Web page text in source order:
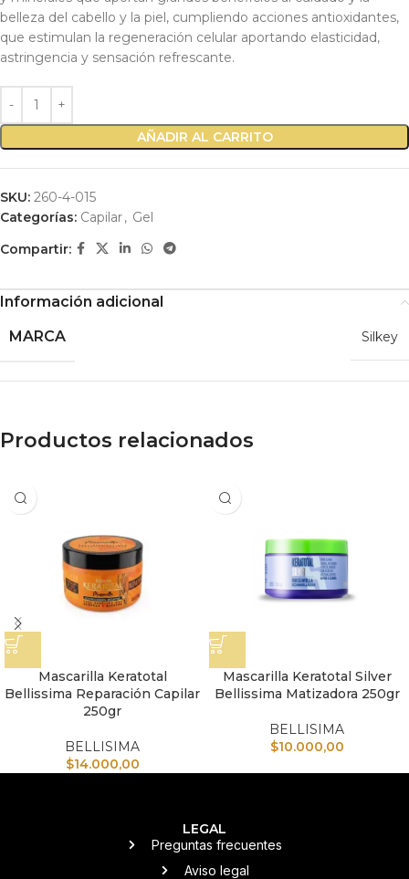
belleza del cabello y la piel, cumpliendo acciones antioxidantes,
que estimulan la regeneración celular aportando elasticidad,
astringencia y sensación refrescante.
AÑADIR AL CARRITO
SKU: 260-4-015
Categorías: Capilar, Gel
Compartir:
Información adicional
MARCA
Silkey
Productos relacionados
Mascarilla Keratotal
Bellissima Reparación Capilar
250gr
BELLISIMA
$14.000,00
Mascarilla Keratotal Silver
Bellissima Matizadora 250gr
BELLISIMA
$10.000,00
LEGAL
Preguntas frecuentes
Aviso legal